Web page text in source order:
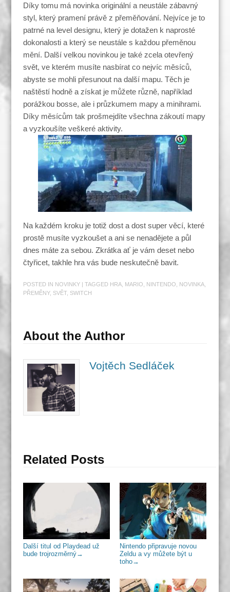
Díky tomu má novinka originální a neustále zábavný
styl, který pramení právě z přeměňování. Nejvíce je to
patrné na level designu, který je dotažen k naprosté
dokonalosti a který se neustále s každou přeměnou
mění. Další velkou novinkou je také zcela otevřený
svět, ve kterém musíte nasbírat co nejvíc měsíců,
abyste se mohli přesunout na další mapu. Těch je
naštěstí hodně a získat je můžete různě, například
porážkou bosse, ale i průzkumem mapy a minihrami.
Díky měsícům tak prošmejdíte všechna zákoutí mapy
a vyzkoušíte veškeré aktivity.
Na každém kroku je totiž dost a dost super věcí, které
prostě musíte vyzkoušet a ani se nenadějete a půl
dnes máte za sebou. Zkrátka ať je vám deset nebo
čtyřicet, takhle hra vás bude neskutečně bavit.
POSTED IN NOVINKY | TAGGED HRA, MARIO NINTENDO NOVINKA,
PŘEMĚNY, SVĚT, SWITCH
About the Author
Vojtěch Sedláček
Related Posts
Další titul od Playdead už
bude trojrozměrný→
Nintendo připravuje novou
Zeldu a vy můžete být u
toho→